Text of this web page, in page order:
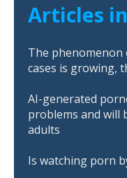
Articles
The
cases is growing,
AI-generated
problems and will
adults
Is watching porn